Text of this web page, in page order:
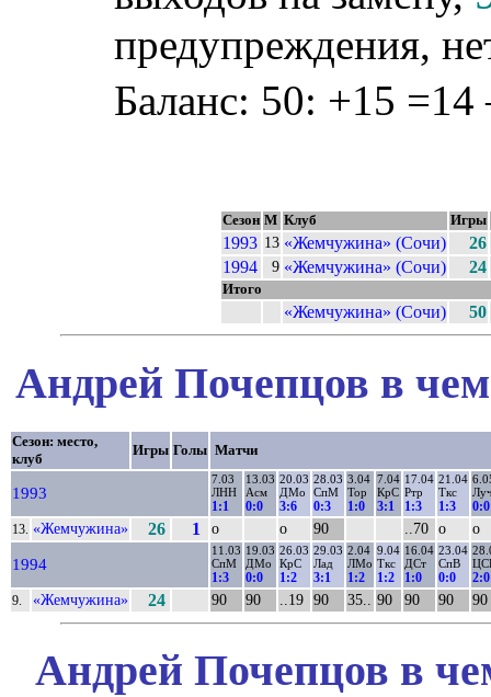
предупреждения,
Баланс: 50: +15 =14
Сезон М Клуб Игры
1993 13 «Жемчужина» (Сочи)
26
1994
9 «Жемчужина» (Сочи) 24
Итого
«Жемчужина» (Сочи) 50
Андрей Почепцов в
Сезон: место,
клуб
Игры Голы Матчи
1993
7.03
ЛНН
1:1
13.03
Асм
0:0
20.03
ДМо
3:6
28.03
СпМ
0:3
3.04
Тор
1:0
7.04
КрС
3:1
17.04
Ртр
1:3
21.04
Ткс
1:3 0:0
13. «Жемчужина» 26 1 о о 90 ..70 о о
1994
11.03
СпМ
1:3
19.03
ДМо
0:0
26.03
КрС
1:2
29.03
Лад
3:1
2.04
ЛМо
1:2
9.04
Ткс
1:2
16.04
ДСт
1:0
23.04
СпВ
0:0 2:0
9. «Жемчужина» 24 90 90 ..19 90 35.. 90 90 90 90
Андрей Почепцов в